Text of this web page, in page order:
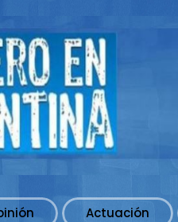
Actuación